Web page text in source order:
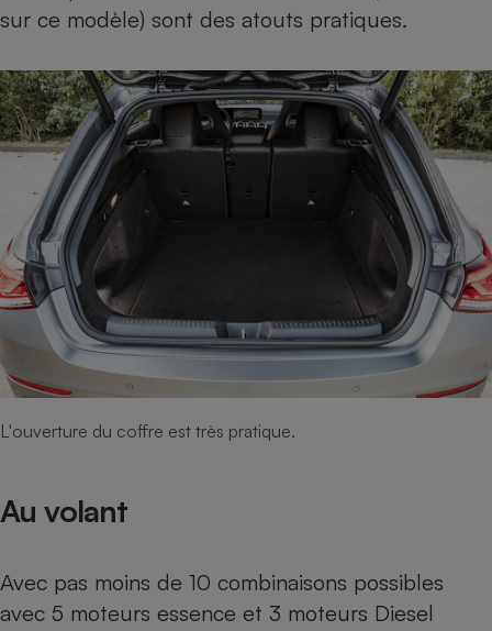
sur ce modèle) sont des atouts pratiques.
L'ouverture du coffre est très pratique.
Au volant
Avec pas moins de 10 combinaisons possibles
avec 5 moteurs essence et 3 moteurs Diesel